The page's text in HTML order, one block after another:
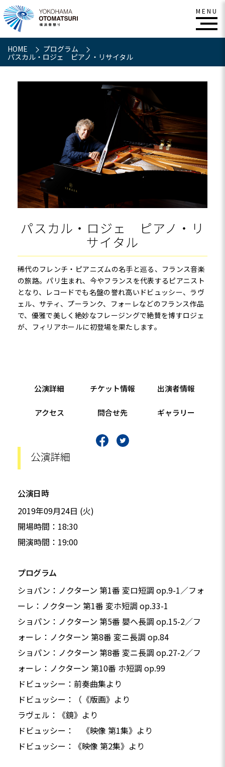
HOME
プログラム
パスカル・ロジェ ピアノ・リサイタル
パスカル・ロジェ ピアノ・リ
サイタル
稀代のフレンチ・ピアニズムの名手と巡る、フランス音楽
の旅路。パリ生まれ、今やフランスを代表するピアニスト
となり、レコードでも名盤の誉れ高いドビュッシー、ラヴ
ェル、サティ、プーランク、フォーレなどのフランス作品
で、優雅で美しく絶妙なフレージングで絶賛を博すロジェ
が、フィリアホールに初登場を果たします。
公演詳細
公演日時
2019年09月24日 (火)
開場時間：18:30
開演時間：19:00
プログラム
ショパン：ノクターン 第1番 変ロ短調 op.9-1／フォ
ーレ：ノクターン 第1番 変ホ短調 op.33-1
ショパン：ノクターン 第5番 嬰へ長調 op.15-2／フ
ォーレ：ノクターン 第8番 変ニ長調 op.84
ショパン：ノクターン 第8番 変ニ長調 op.27-2／フ
ォーレ：ノクターン 第10番 ホ短調 op.99
ドビュッシー：前奏曲集より
ドビュッシー：（《版画》より
ラヴェル：《鏡》より
ドビュッシー： 《映像 第1集》より
ドビュッシー：《映像 第2集》より
公演詳細 チケット情報 出演者情報
アクセス 問合せ先 ギャラリー